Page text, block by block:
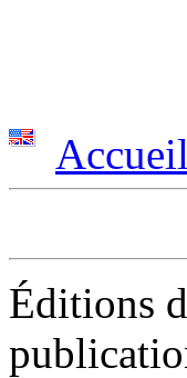
Accueil
Éditions